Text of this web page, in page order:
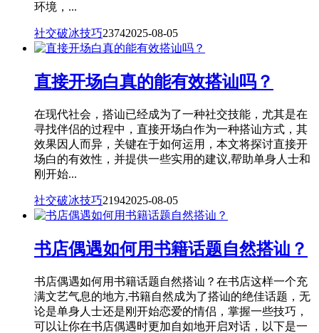
环境，...
社交破冰技巧23742025-08-05
直接开场白真的能有效搭讪吗？
在现代社会，搭讪已经成为了一种社交技能，尤其是在
寻找伴侣的过程中，直接开场白作为一种搭讪方式，其
效果因人而异，关键在于如何运用，本文将探讨直接开
场白的有效性，并提供一些实用的建议,帮助单身人士和
刚开始...
社交破冰技巧21942025-08-05
书店偶遇如何用书籍话题自然搭讪？
书店偶遇如何用书籍话题自然搭讪？在书店这样一个充
满文艺气息的地方,书籍自然成为了搭讪的绝佳话题，无
论是单身人士还是刚开始恋爱的情侣，掌握一些技巧，
可以让你在书店偶遇时更加自如地开启对话，以下是一